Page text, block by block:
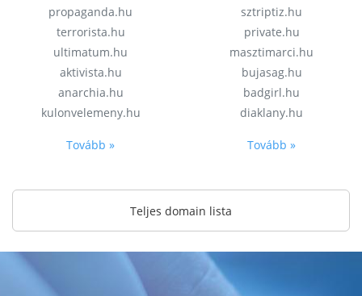
propaganda.hu
terrorista.hu
ultimatum.hu
aktivista.hu
anarchia.hu
kulonvelemeny.hu
Tovább »
sztriptiz.hu
private.hu
masztimarci.hu
bujasag.hu
badgirl.hu
diaklany.hu
Tovább »
Teljes domain lista